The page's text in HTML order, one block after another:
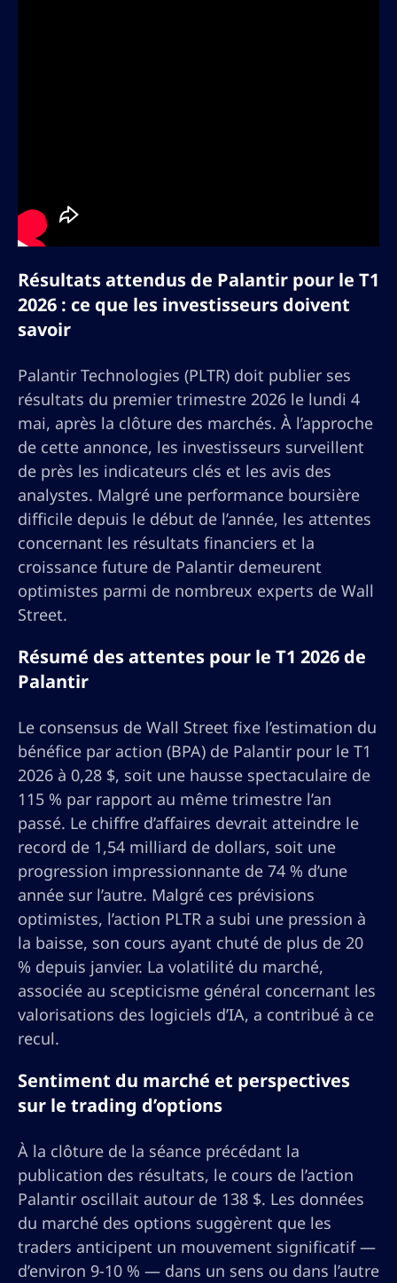
Résultats attendus de Palantir pour le T1
2026 : ce que les investisseurs doivent
savoir
Palantir Technologies (PLTR) doit publier ses
résultats du premier trimestre 2026 le lundi 4
mai, après la clôture des marchés. À l’approche
de cette annonce, les investisseurs surveillent
de près les indicateurs clés et les avis des
analystes. Malgré une performance boursière
difficile depuis le début de l’année, les attentes
concernant les résultats financiers et la
croissance future de Palantir demeurent
optimistes parmi de nombreux experts de Wall
Street.
Résumé des attentes pour le T1 2026 de
Palantir
Le consensus de Wall Street fixe l’estimation du
bénéfice par action (BPA) de Palantir pour le T1
2026 à 0,28 $, soit une hausse spectaculaire de
115 % par rapport au même trimestre l’an
passé. Le chiffre d’affaires devrait atteindre le
record de 1,54 milliard de dollars, soit une
progression impressionnante de 74 % d’une
année sur l’autre. Malgré ces prévisions
optimistes, l’action PLTR a subi une pression à
la baisse, son cours ayant chuté de plus de 20
% depuis janvier. La volatilité du marché,
associée au scepticisme général concernant les
valorisations des logiciels d’IA, a contribué à ce
recul.
Sentiment du marché et perspectives
sur le trading d’options
À la clôture de la séance précédant la
publication des résultats, le cours de l’action
Palantir oscillait autour de 138 $. Les données
du marché des options suggèrent que les
traders anticipent un mouvement significatif —
d’environ 9-10 % — dans un sens ou dans l’autre